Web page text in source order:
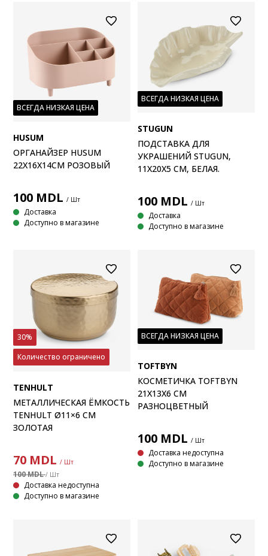
ВСЕГДА НИЗКАЯ ЦЕНА
HUSUM
ОРГАНАЙЗЕР HUSUM
22X16X14СМ РОЗОВЫЙ
100 MDL / Шт
Доставка
Доступно в магазине
ВСЕГДА НИЗКАЯ ЦЕНА
STUGUN
ПОДСТАВКА ДЛЯ
УКРАШЕНИЙ STUGUN,
11X20X5 СМ, БЕЛАЯ.
100 MDL / Шт
Доставка
Доступно в магазине
30%
Количество ограничено
TENHULT
МЕТАЛЛИЧЕСКАЯ ЁМКОСТЬ
TENHULT Ø11×6 СМ
ЗОЛОТАЯ
70 MDL / Шт
100 MDL/ Шт
Доставка недоступна
Доступно в магазине
ВСЕГДА НИЗКАЯ ЦЕНА
TOFTBYN
КОСМЕТИЧКА TOFTBYN
21X13X6 СМ
РАЗНОЦВЕТНЫЙ
100 MDL / Шт
Доставка недоступна
Доступно в магазине